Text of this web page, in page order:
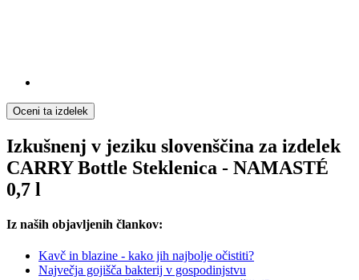
Oceni ta izdelek
Izkušnenj v jeziku slovenščina za izdelek
CARRY Bottle Steklenica - NAMASTÉ
0,7 l
Iz naših objavljenih člankov:
Kavč in blazine - kako jih najbolje očistiti?
Največja gojišča bakterij v gospodinjstvu